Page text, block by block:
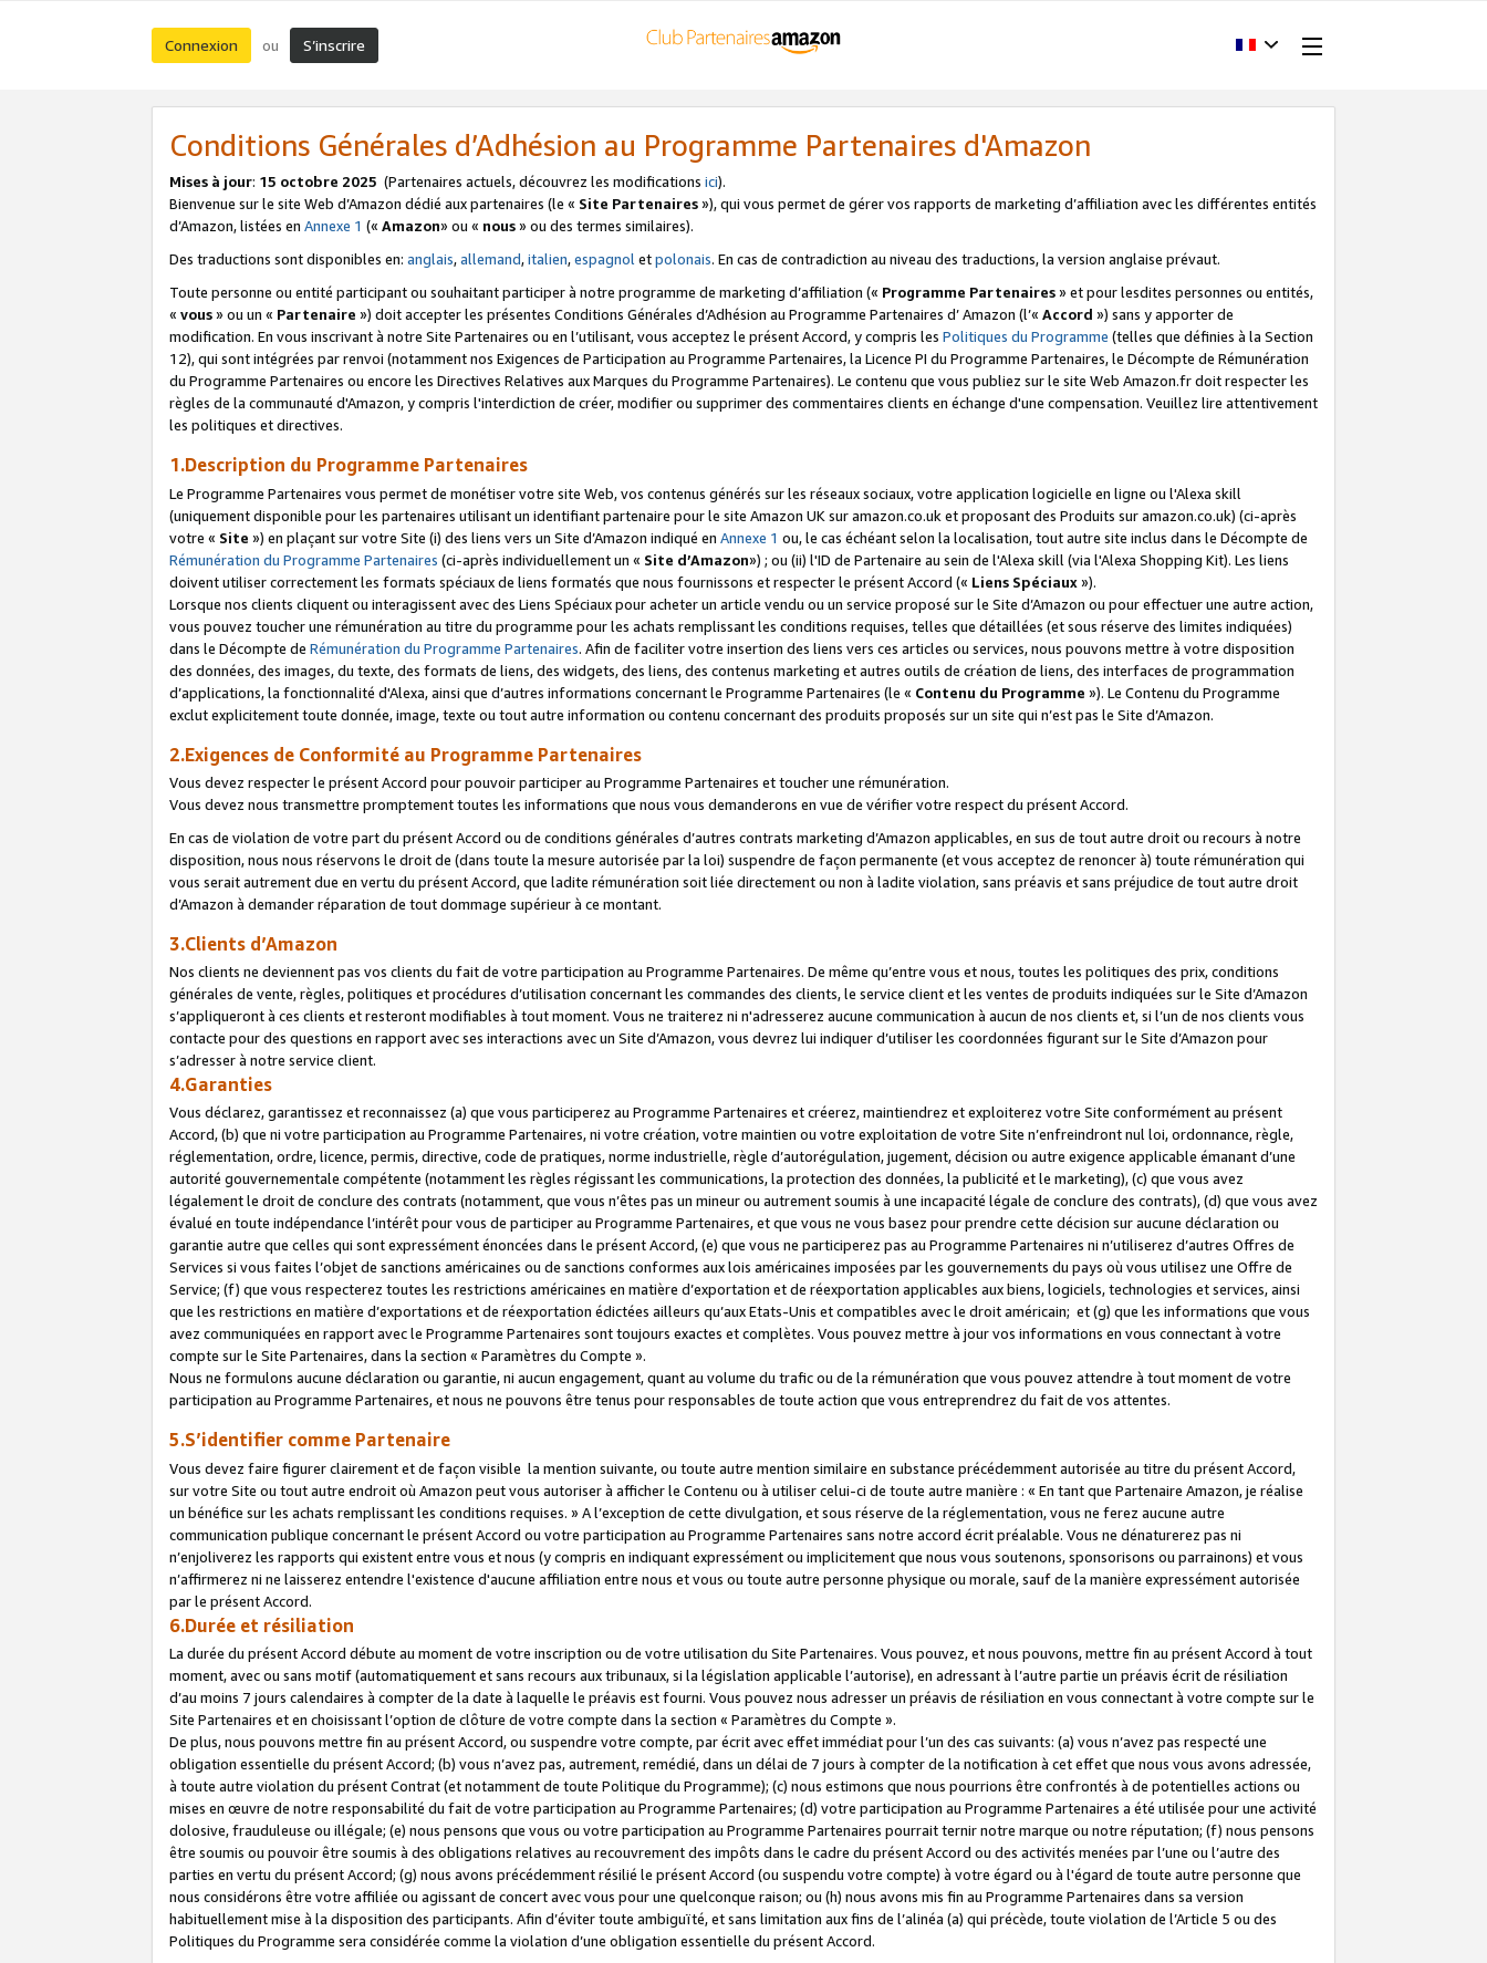
Connexion ou S’inscrire
Conditions Générales d’Adhésion au Programme Partenaires d'Amazon
Mises à jour: 15 octobre 2025 (Partenaires actuels, découvrez les modifications ici).
Bienvenue sur le site Web d’Amazon dédié aux partenaires (le « Site Partenaires»), qui vous permet de gérer vos rapports de marketing d’affiliation avec les différentes entités
d’Amazon, listées en Annexe 1 (« Amazon» ou « nous» ou des termes similaires).
Des traductions sont disponibles en: anglais,allemand,italien,espagnoletpolonais. En cas de contradiction au niveau des traductions, la version anglaise prévaut.
Toute personne ou entité participant ou souhaitant participer à notre programme de marketing d’affiliation (« Programme Partenaires» et pour lesdites personnes ou entités,
« vous» ou un « Partenaire ») doit accepter les présentes Conditions Générales d’Adhésion au Programme Partenaires d’ Amazon (l’« Accord ») sans y apporter de
modification. En vous inscrivant à notre Site Partenaires ou en l’utilisant, vous acceptez le présent Accord, y compris les Politiques du Programme (telles que définies à la Section
12), qui sont intégrées par renvoi (notamment nos Exigences de Participation au Programme Partenaires, la Licence PI du Programme Partenaires, le Décompte de Rémunération
du Programme Partenaires ou encore les Directives Relatives aux Marques du Programme Partenaires). Le contenu que vous publiez sur le site Web Amazon.fr doit respecter les
règles de la communauté d'Amazon, y compris l'interdiction de créer, modifier ou supprimer des commentaires clients en échange d'une compensation. Veuillez lire attentivement
les politiques et directives.
1.Description du Programme Partenaires
Le Programme Partenaires vous permet de monétiser votre site Web, vos contenus générés sur les réseaux sociaux, votre application logicielle en ligne ou l'Alexa skill
(uniquement disponible pour les partenaires utilisant un identifiant partenaire pour le site Amazon UK sur amazon.co.uk et proposant des Produits sur amazon.co.uk) (ci-après
votre « Site ») en plaçant sur votre Site (i) des liens vers un Site d’Amazon indiqué en Annexe 1 ou, le cas échéant selon la localisation, tout autre site inclus dans le Décompte de
Rémunération du Programme Partenaires (ci-après individuellement un « Site d’Amazon») ; ou (ii) l'ID de Partenaire au sein de l'Alexa skill (via l'Alexa Shopping Kit). Les liens
doivent utiliser correctement les formats spéciaux de liens formatés que nous fournissons et respecter le présent Accord (« Liens Spéciaux»).
Lorsque nos clients cliquent ou interagissent avec des Liens Spéciaux pour acheter un article vendu ou un service proposé sur le Site d’Amazon ou pour effectuer une autre action,
vous pouvez toucher une rémunération au titre du programme pour les achats remplissant les conditions requises, telles que détaillées (et sous réserve des limites indiquées)
dans le Décompte de Rémunération du Programme Partenaires. Afin de faciliter votre insertion des liens vers ces articles ou services, nous pouvons mettre à votre disposition
des données, des images, du texte, des formats de liens, des widgets, des liens, des contenus marketing et autres outils de création de liens, des interfaces de programmation
d’applications, la fonctionnalité d'Alexa, ainsi que d’autres informations concernant le Programme Partenaires (le « Contenu du Programme »). Le Contenu du Programme
exclut explicitement toute donnée, image, texte ou tout autre information ou contenu concernant des produits proposés sur un site qui n’est pas le Site d’Amazon.
2.Exigences de Conformité au Programme Partenaires
Vous devez respecter le présent Accord pour pouvoir participer au Programme Partenaires et toucher une rémunération.
Vous devez nous transmettre promptement toutes les informations que nous vous demanderons en vue de vérifier votre respect du présent Accord.
En cas de violation de votre part du présent Accord ou de conditions générales d’autres contrats marketing d’Amazon applicables, en sus de tout autre droit ou recours à notre
disposition, nous nous réservons le droit de (dans toute la mesure autorisée par la loi) suspendre de façon permanente (et vous acceptez de renoncer à) toute rémunération qui
vous serait autrement due en vertu du présent Accord, que ladite rémunération soit liée directement ou non à ladite violation, sans préavis et sans préjudice de tout autre droit
d’Amazon à demander réparation de tout dommage supérieur à ce montant.
3.Clients d’Amazon
Nos clients ne deviennent pas vos clients du fait de votre participation au Programme Partenaires. De même qu’entre vous et nous, toutes les politiques des prix, conditions
générales de vente, règles, politiques et procédures d’utilisation concernant les commandes des clients, le service client et les ventes de produits indiquées sur le Site d’Amazon
s’appliqueront à ces clients et resteront modifiables à tout moment. Vous ne traiterez ni n'adresserez aucune communication à aucun de nos clients et, si l’un de nos clients vous
contacte pour des questions en rapport avec ses interactions avec un Site d’Amazon, vous devrez lui indiquer d’utiliser les coordonnées figurant sur le Site d’Amazon pour
s’adresser à notre service client.
4.Garanties
Vous déclarez, garantissez et reconnaissez (a) que vous participerez au Programme Partenaires et créerez, maintiendrez et exploiterez votre Site conformément au présent
Accord, (b) que ni votre participation au Programme Partenaires, ni votre création, votre maintien ou votre exploitation de votre Site n’enfreindront nul loi, ordonnance, règle,
réglementation, ordre, licence, permis, directive, code de pratiques, norme industrielle, règle d’autorégulation, jugement, décision ou autre exigence applicable émanant d’une
autorité gouvernementale compétente (notamment les règles régissant les communications, la protection des données, la publicité et le marketing), (c) que vous avez
légalement le droit de conclure des contrats (notamment, que vous n’êtes pas un mineur ou autrement soumis à une incapacité légale de conclure des contrats), (d) que vous avez
évalué en toute indépendance l’intérêt pour vous de participer au Programme Partenaires, et que vous ne vous basez pour prendre cette décision sur aucune déclaration ou
garantie autre que celles qui sont expressément énoncées dans le présent Accord, (e) que vous ne participerez pas au Programme Partenaires ni n’utiliserez d’autres Offres de
Services si vous faites l’objet de sanctions américaines ou de sanctions conformes aux lois américaines imposées par les gouvernements du pays où vous utilisez une Offre de
Service; (f) que vous respecterez toutes les restrictions américaines en matière d’exportation et de réexportation applicables aux biens, logiciels, technologies et services, ainsi
que les restrictions en matière d’exportations et de réexportation édictées ailleurs qu’aux Etats-Unis et compatibles avec le droit américain; et (g) que les informations que vous
avez communiquées en rapport avec le Programme Partenaires sont toujours exactes et complètes. Vous pouvez mettre à jour vos informations en vous connectant à votre
compte sur le Site Partenaires, dans la section « Paramètres du Compte ».
Nous ne formulons aucune déclaration ou garantie, ni aucun engagement, quant au volume du trafic ou de la rémunération que vous pouvez attendre à tout moment de votre
participation au Programme Partenaires, et nous ne pouvons être tenus pour responsables de toute action que vous entreprendrez du fait de vos attentes.
5.S’identifier comme Partenaire
Vous devez faire figurer clairement et de façon visible la mention suivante, ou toute autre mention similaire en substance précédemment autorisée au titre du présent Accord,
sur votre Site ou tout autre endroit où Amazon peut vous autoriser à afficher le Contenu ou à utiliser celui-ci de toute autre manière : « En tant que Partenaire Amazon, je réalise
un bénéfice sur les achats remplissant les conditions requises. » A l’exception de cette divulgation, et sous réserve de la réglementation, vous ne ferez aucune autre
communication publique concernant le présent Accord ou votre participation au Programme Partenaires sans notre accord écrit préalable. Vous ne dénaturerez pas ni
n’enjoliverez les rapports qui existent entre vous et nous (y compris en indiquant expressément ou implicitement que nous vous soutenons, sponsorisons ou parrainons) et vous
n’affirmerez ni ne laisserez entendre l'existence d'aucune affiliation entre nous et vous ou toute autre personne physique ou morale, sauf de la manière expressément autorisée
par le présent Accord.
6.Durée et résiliation
La durée du présent Accord débute au moment de votre inscription ou de votre utilisation du Site Partenaires. Vous pouvez, et nous pouvons, mettre fin au présent Accord à tout
moment, avec ou sans motif (automatiquement et sans recours aux tribunaux, si la législation applicable l’autorise), en adressant à l’autre partie un préavis écrit de résiliation
d’au moins 7 jours calendaires à compter de la date à laquelle le préavis est fourni. Vous pouvez nous adresser un préavis de résiliation en vous connectant à votre compte sur le
Site Partenaires et en choisissant l’option de clôture de votre compte dans la section « Paramètres du Compte ».
De plus, nous pouvons mettre fin au présent Accord, ou suspendre votre compte, par écrit avec effet immédiat pour l’un des cas suivants: (a) vous n’avez pas respecté une
obligation essentielle du présent Accord; (b) vous n’avez pas, autrement, remédié, dans un délai de 7 jours à compter de la notification à cet effet que nous vous avons adressée,
à toute autre violation du présent Contrat (et notamment de toute Politique du Programme); (c) nous estimons que nous pourrions être confrontés à de potentielles actions ou
mises en œuvre de notre responsabilité du fait de votre participation au Programme Partenaires; (d) votre participation au Programme Partenaires a été utilisée pour une activité
dolosive, frauduleuse ou illégale; (e) nous pensons que vous ou votre participation au Programme Partenaires pourrait ternir notre marque ou notre réputation; (f) nous pensons
être soumis ou pouvoir être soumis à des obligations relatives au recouvrement des impôts dans le cadre du présent Accord ou des activités menées par l’une ou l’autre des
parties en vertu du présent Accord; (g) nous avons précédemment résilié le présent Accord (ou suspendu votre compte) à votre égard ou à l'égard de toute autre personne que
nous considérons être votre affiliée ou agissant de concert avec vous pour une quelconque raison; ou (h) nous avons mis fin au Programme Partenaires dans sa version
habituellement mise à la disposition des participants. Afin d’éviter toute ambiguïté, et sans limitation aux fins de l’alinéa (a) qui précède, toute violation de l’Article 5 ou des
Politiques du Programme sera considérée comme la violation d’une obligation essentielle du présent Accord.